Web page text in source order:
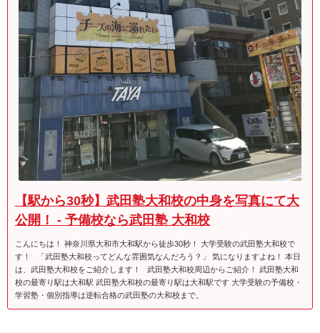
【駅から30秒】武田塾大和校の中身を写真にて大
公開！ - 予備校なら武田塾 大和校
こんにちは！ 神奈川県大和市大和駅から徒歩30秒！ 大学受験の武田塾大和校で
す！ 「武田塾大和校ってどんな雰囲気なんだろう？」 気になりますよね！ 本日
は、武田塾大和校をご紹介します！ 武田塾大和校周辺からご紹介！ 武田塾大和
校の最寄り駅は大和駅 武田塾大和校の最寄り駅は大和駅です 大学受験の予備校・
学習塾・個別指導は逆転合格の武田塾の大和校まで。